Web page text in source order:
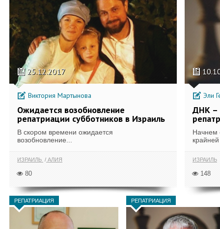
25.12.2017
Виктория Мартынова
Ожидается возобновление
репатриации субботников в Израиль
В скором времени ожидается
возобновление...
ИЗРАИЛЬ АЛИЯ
80
Эли
ДНК –
Начнем
ИЗРАИЛЬ
148
РЕПАТРИАЦИЯ РЕПАТРИАЦИЯ